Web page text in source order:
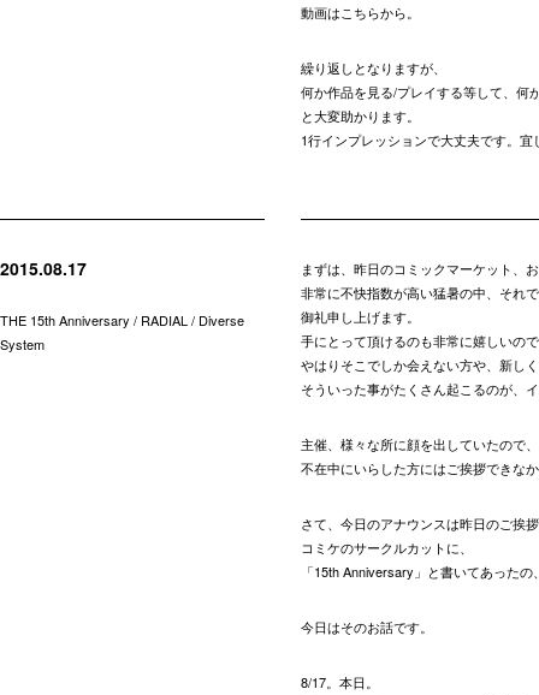
動画はこちらから。
繰り返しとなりますが、
何か作品を見る/プレイする等して、何
と大変助かります。
1行インプレッションで大丈夫です。
2015.08.17
THE 15th Anniversary / RADIAL / Diverse
System
まずは、昨日のコミックマーケット、
非常に不快指数が高い猛暑の中、それ
御礼申し上げます。
手にとって頂けるのも非常に嬉しいの
やはりそこでしか会えない方や、新し
そういった事がたくさん起こるのが、
主催、様々な所に顔を出していたので、
不在中にいらした方にはご挨拶できな
さて、今日のアナウンスは昨日のご挨
コミケのサークルカットに、
「15th Anniversary」と書いてあった
今日はそのお話です。
8/17。本日。